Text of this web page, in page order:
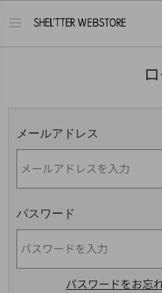
メ
メールアドレス
パスワード
パスワードをお忘